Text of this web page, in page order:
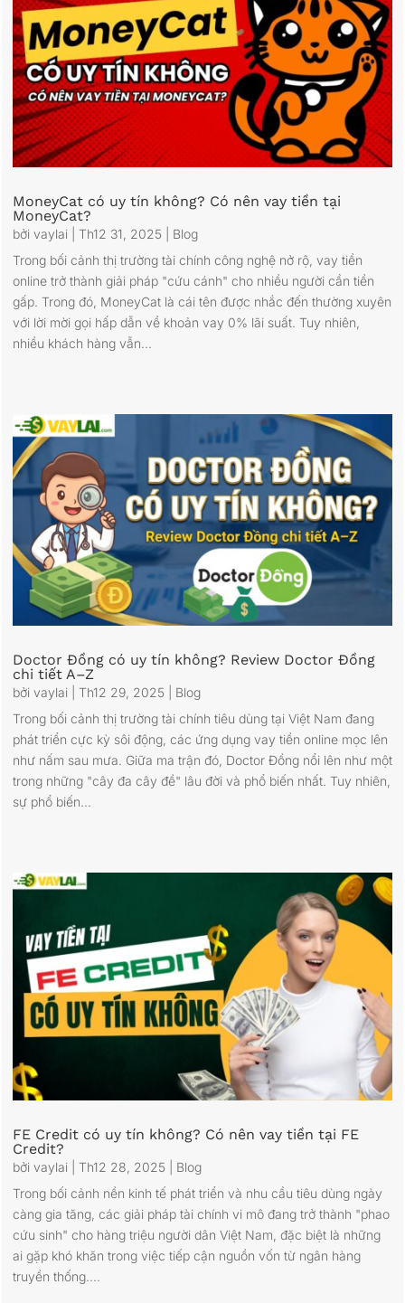
MoneyCat có uy tín không? Có nên vay tiền tại
MoneyCat?
bởi vaylai Th12 31, 2025
Blog
Trong bối cảnh thị trường tài chính công nghệ nở rộ, vay tiền
online trở thành giải pháp "cứu cánh" cho nhiều người cần tiền
gấp. Trong đó, MoneyCat là cái tên được nhắc đến thường xuyên
với lời mời gọi hấp dẫn về khoản vay 0% lãi suất. Tuy nhiên,
nhiều khách hàng vẫn...
Doctor Đồng có uy tín không? Review Doctor Đồng
chi tiết A–Z
bởi vaylai Th12 29, 2025
Blog
Trong bối cảnh thị trường tài chính tiêu dùng tại Việt Nam đang
phát triển cực kỳ sôi động, các ứng dụng vay tiền online mọc lên
như nấm sau mưa. Giữa ma trận đó, Doctor Đồng nổi lên như một
trong những "cây đa cây đề" lâu đời và phổ biến nhất. Tuy nhiên,
sự phổ biến...
FE Credit có uy tín không? Có nên vay tiền tại FE
Credit?
bởi vaylai Th12 28, 2025
Blog
Trong bối cảnh nền kinh tế phát triển và nhu cầu tiêu dùng ngày
càng gia tăng, các giải pháp tài chính vi mô đang trở thành "phao
cứu sinh" cho hàng triệu người dân Việt Nam, đặc biệt là những
ai gặp khó khăn trong việc tiếp cận nguồn vốn từ ngân hàng
truyền thống....